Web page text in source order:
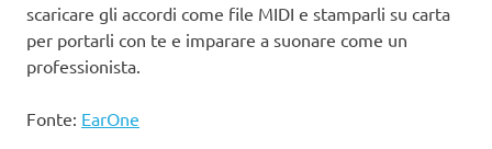
scaricare gli accordi come file MIDI e stamparli su carta
per portarli con te e imparare a suonare come un
professionista.
Fonte: EarOne